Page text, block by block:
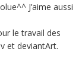
J’aime aussi
le travail des
et deviantArt.